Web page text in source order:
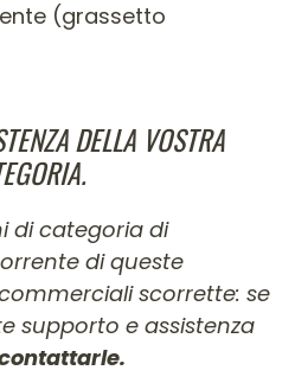
(grassetto
DELLA VOSTRA
di categoria di
di queste
scorrette: se
supporto e assistenza